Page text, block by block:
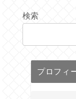
検索
プロフィ